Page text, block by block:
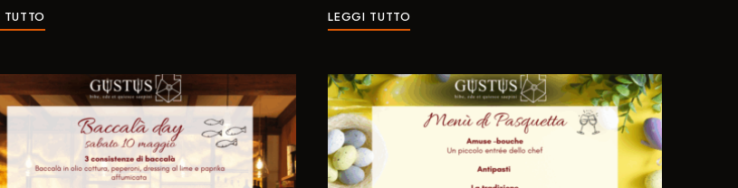
TUTTO LEGGI TUTTO